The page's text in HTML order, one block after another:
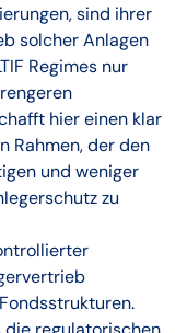
sind ihrer
solcher Anlagen
Regimes nur
hier einen klar
Rahmen, der den
und weniger
zu